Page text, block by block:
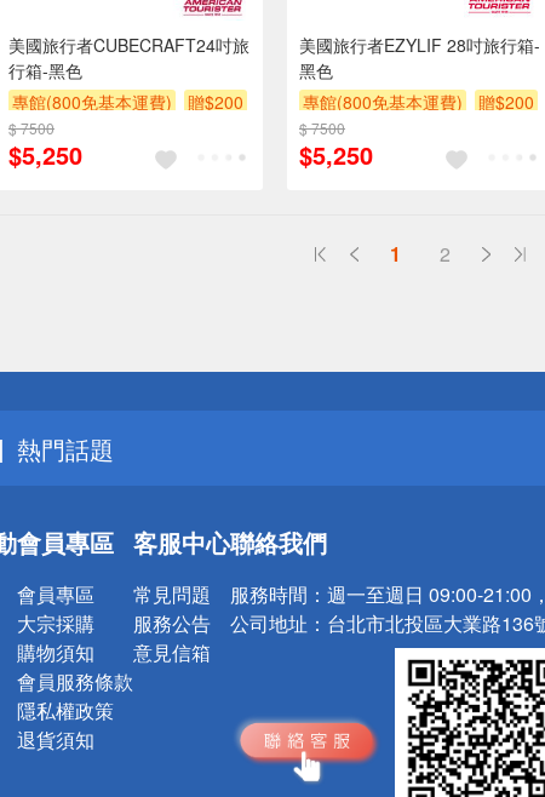
美國旅行者CUBECRAFT24吋旅
行箱-黑色
專館(800免基本運費)
贈$200
$ 7500
$5,250
美國旅行者EZYLIF 28吋旅行箱-
黑色
專館(800免基本運費)
贈$200
$ 7500
$5,250
1 2
詐騙網頁！請小心！
得獎公告
熱門話題
銀行優惠
詐騙網頁！請小心！
會員專區
會員專區
大宗採購
購物須知
會員服務條款
隱私權政策
退貨須知
客服中心
常見問題
服務公告
意見信箱
聯絡我們
服務時間： 週一至週日 09:00-21:00
公司地址： 台北市北投區大業路136